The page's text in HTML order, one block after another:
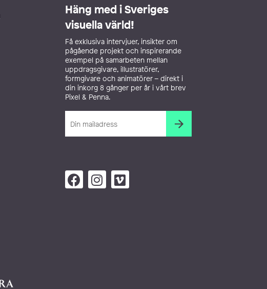
Häng med i Sveriges
visuella värld!
Få exklusiva intervjuer, insikter om
pågående projekt och inspirerande
exempel på samarbeten mellan
uppdragsgivare, illustratörer,
formgivare och animatörer – direkt i
din inkorg 8 gånger per år i vårt brev
Pixel & Penna.